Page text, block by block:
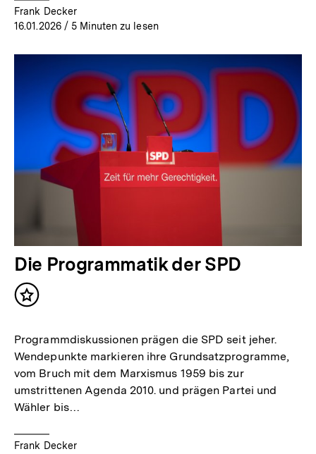
Frank Decker
16.01.2026/ 5 Minuten zu lesen
Die Programmatik der SPD
Inhalt
Programmdiskussionen prägen die SPD seit jeher.
Wendepunkte markieren ihre Grundsatzprogramme,
vom Bruch mit dem Marxismus 1959 bis zur
umstrittenen Agenda 2010. und prägen Partei und
Wähler bis…
Frank Decker